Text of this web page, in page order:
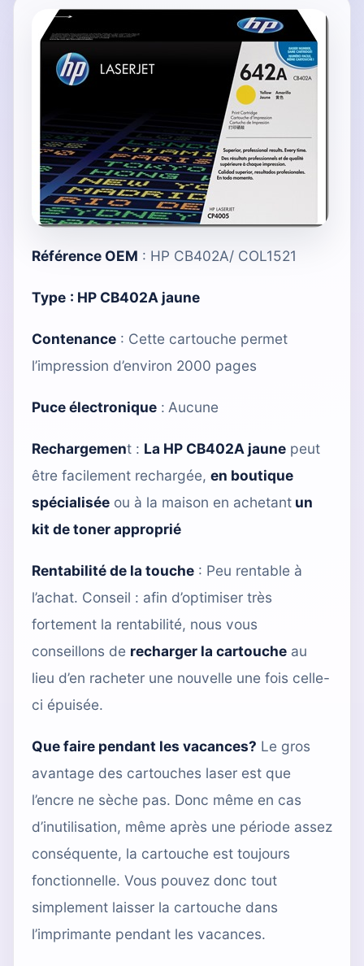
Référence OEM : HP CB402A/ COL1521
Type : HP CB402A jaune
Contenance : Cette cartouche permet
l’impression d’environ 2000 pages
Puce électronique : Aucune
Rechargement : La HP CB402A jaune peut
être facilement rechargée, en boutique
spécialisée ou à la maison en achetant un
kit de toner approprié
Rentabilité de la touche : Peu rentable à
l’achat. Conseil : afin d’optimiser très
fortement la rentabilité, nous vous
conseillons de recharger la cartouche au
lieu d’en racheter une nouvelle une fois celle-
ci épuisée.
Que faire pendant les vacances? Le gros
avantage des cartouches laser est que
l’encre ne sèche pas. Donc même en cas
d’inutilisation, même après une période assez
conséquente, la cartouche est toujours
fonctionnelle. Vous pouvez donc tout
simplement laisser la cartouche dans
l’imprimante pendant les vacances.